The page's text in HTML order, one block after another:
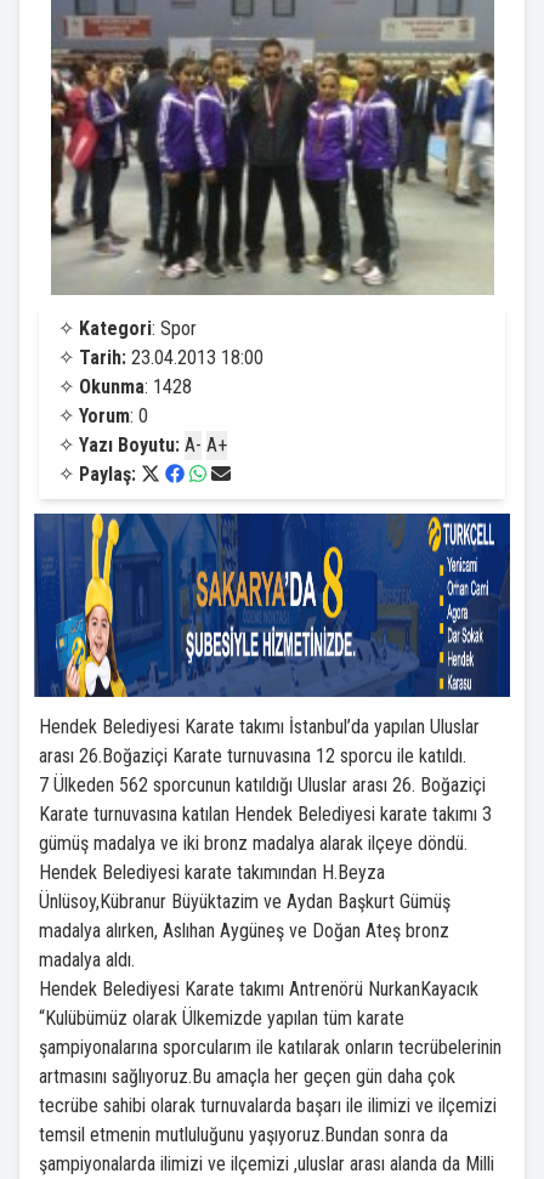
✧ Kategori: Spor
✧ Tarih: 23.04.2013 18:00
✧ Okunma: 1428
✧ Yorum: 0
✧ Yazı Boyutu: A- A+
✧ Paylaş:
Hendek Belediyesi Karate takımı İstanbul’da yapılan Uluslar
arası 26.Boğaziçi Karate turnuvasına 12 sporcu ile katıldı.
7 Ülkeden 562 sporcunun katıldığı Uluslar arası 26. Boğaziçi
Karate turnuvasına katılan Hendek Belediyesi karate takımı 3
gümüş madalya ve iki bronz madalya alarak ilçeye döndü.
Hendek Belediyesi karate takımından H.Beyza
Ünlüsoy,Kübranur Büyüktazim ve Aydan Başkurt Gümüş
madalya alırken, Aslıhan Aygüneş ve Doğan Ateş bronz
madalya aldı.
Hendek Belediyesi Karate takımı Antrenörü NurkanKayacık
“Kulübümüz olarak Ülkemizde yapılan tüm karate
şampiyonalarına sporcularım ile katılarak onların tecrübelerinin
artmasını sağlıyoruz.Bu amaçla her geçen gün daha çok
tecrübe sahibi olarak turnuvalarda başarı ile ilimizi ve ilçemizi
temsil etmenin mutluluğunu yaşıyoruz.Bundan sonra da
şampiyonalarda ilimizi ve ilçemizi ,uluslar arası alanda da Milli